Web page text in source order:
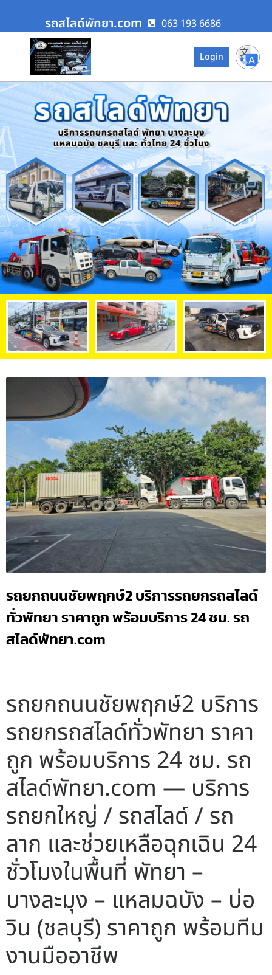
รถสไลด์พัทยา.com 063 193 6686
Login
รถยกถนนชัยพฤกษ์2 บริการรถยกรถสไลด์
ทั่วพัทยา ราคาถูก พร้อมบริการ 24 ชม. รถ
สไลด์พัทยา.com
รถยกถนนชัยพฤกษ์2 บริการ
รถยกรถสไลด์ทั่วพัทยา ราคา
ถูก พร้อมบริการ 24 ชม. รถ
สไลด์พัทยา.com — บริการ
รถยกใหญ่ / รถสไลด์ / รถ
ลาก และช่วยเหลือฉุกเฉิน 24
ชั่วโมงในพื้นที่ พัทยา –
บางละมุง – แหลมฉบัง – บ่อ
วิน (ชลบุรี) ราคาถูก พร้อมทีม
งานมืออาชีพ